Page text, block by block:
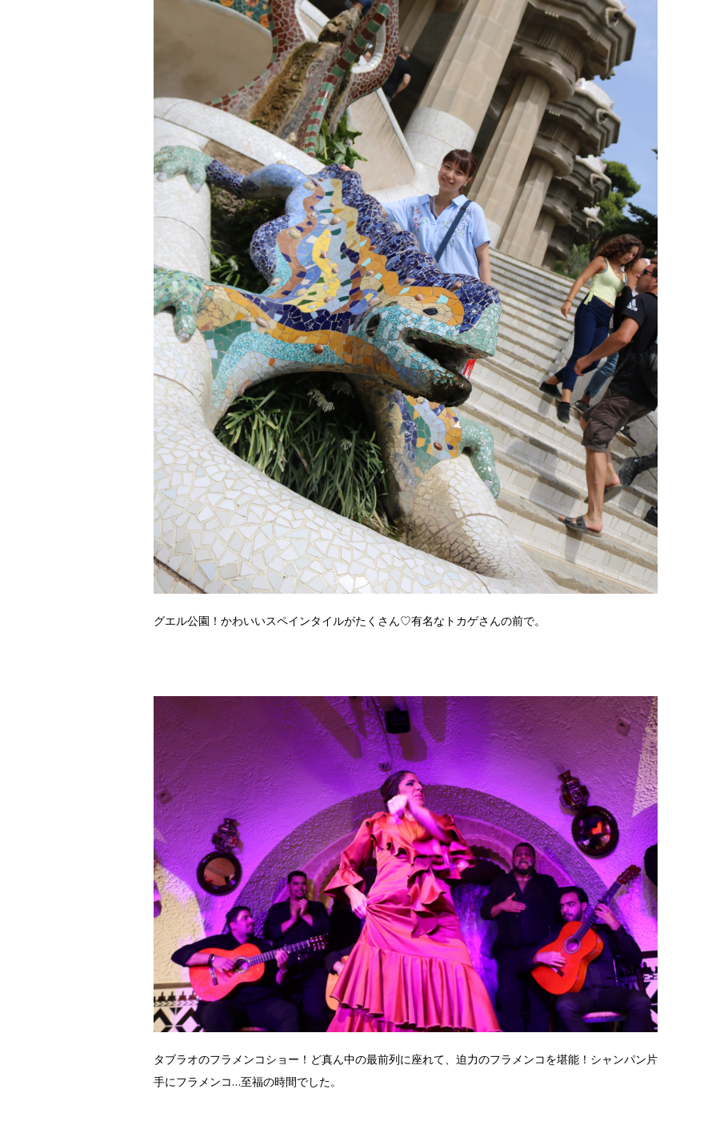
グエル公園！かわいいスペインタイルがたくさん♡有名なトカゲさんの前で。
タブラオのフラメンコショー！ど真ん中の最前列に座れて、迫力のフラメンコを堪能！シャンパン片
手にフラメンコ…至福の時間でした。